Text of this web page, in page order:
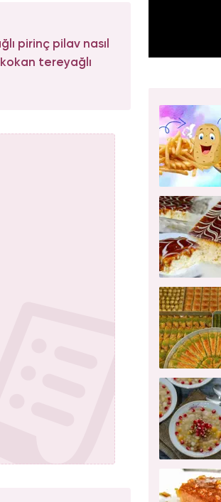
pirinç pilav nasıl
kokan tereyağlı